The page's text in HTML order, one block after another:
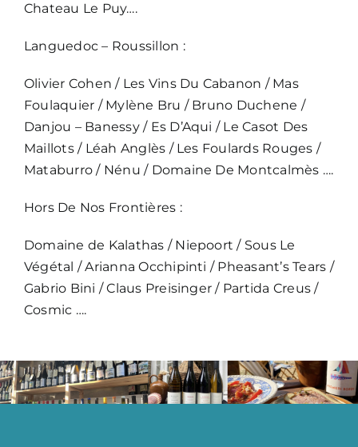
Chateau Le Puy….
Languedoc – Roussillon :
Olivier Cohen / Les Vins Du Cabanon / Mas
Foulaquier / Mylène Bru / Bruno Duchene /
Danjou – Banessy / Es D’Aqui / Le Casot Des
Maillots / Léah Anglès / Les Foulards Rouges /
Mataburro / Nénu / Domaine De Montcalmès ….
Hors De Nos Frontières :
Domaine de Kalathas / Niepoort / Sous Le
Végétal / Arianna Occhipinti / Pheasant’s Tears /
Gabrio Bini / Claus Preisinger / Partida Creus /
Cosmic ….